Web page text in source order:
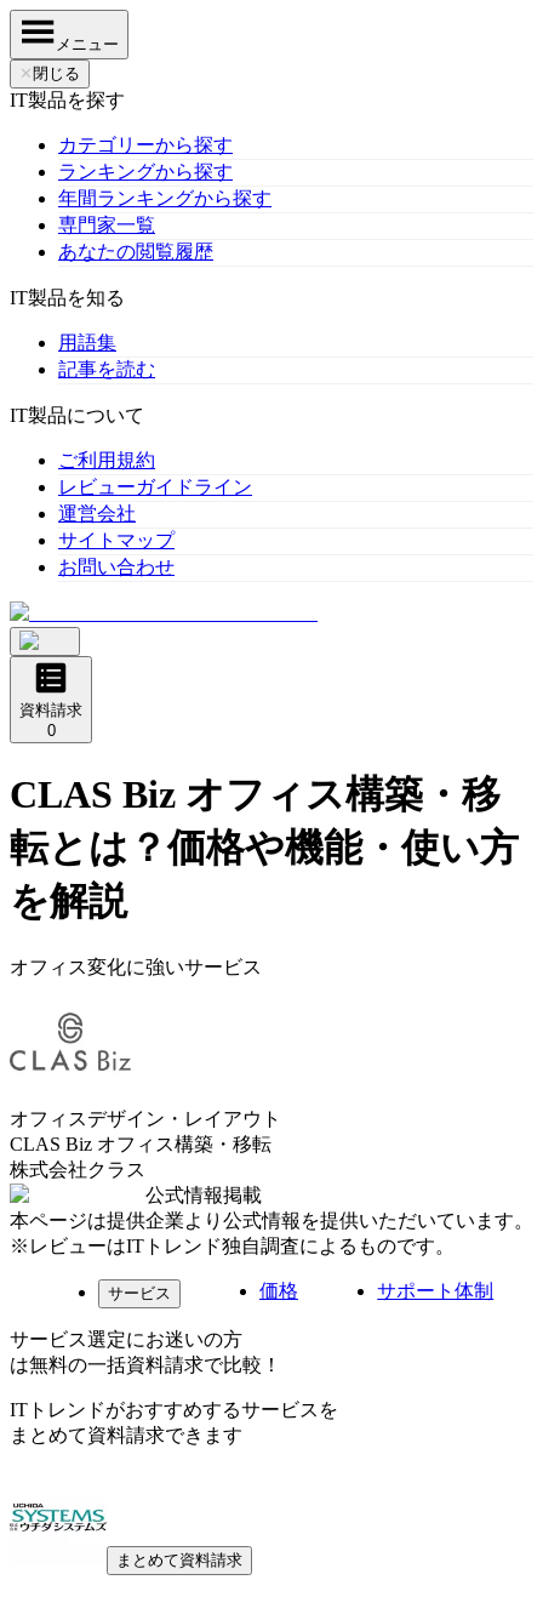
メニュー
✕ 閉じる
IT製品を探す
カテゴリーから探す
ランキングから探す
年間ランキングから探す
専門家一覧
あなたの閲覧履歴
IT製品を知る
用語集
記事を読む
IT製品について
ご利用規約
レビューガイドライン
運営会社
サイトマップ
お問い合わせ
資料請求
0
CLAS Biz オフィス構築・移
転とは？価格や機能・使い方
を解説
オフィス変化に強いサービス
オフィスデザイン・レイアウト
CLAS Biz オフィス構築・移転
株式会社クラス
公式情報掲載
本ページは提供企業より公式情報を提供いただいています。
※レビューはITトレンド独自調査によるものです。
サービス 価格 サポート体制
サービス選定にお迷いの方
は無料の一括資料請求で比較！
ITトレンドがおすすめするサービスを
まとめて資料請求できます
まとめて資料請求